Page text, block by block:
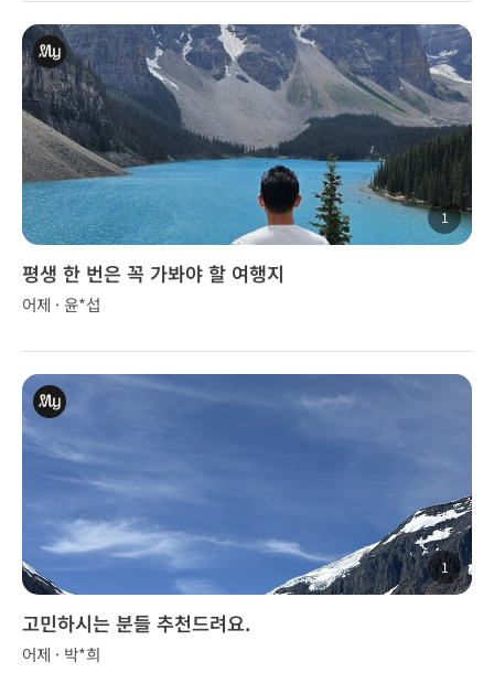
1
평생 한 번은 꼭 가봐야 할 여행지
어제 · 윤*섭
1
고민하시는 분들 추천드려요.
어제 · 박*희